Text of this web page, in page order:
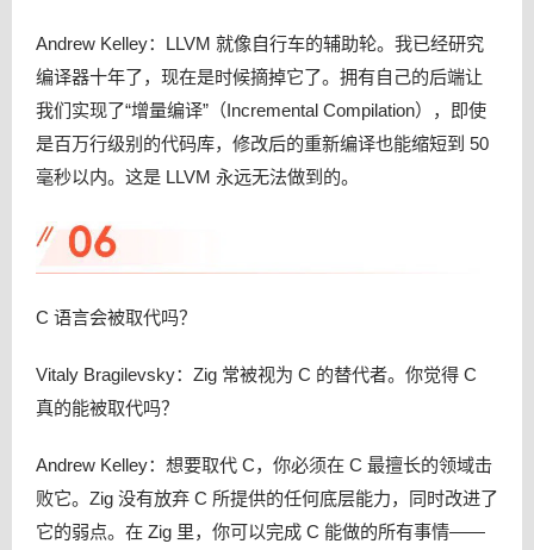
Andrew Kelley：LLVM 就像自行车的辅助轮。我已经研究
编译器十年了，现在是时候摘掉它了。拥有自己的后端让
我们实现了“增量编译”（Incremental Compilation），即使
是百万行级别的代码库，修改后的重新编译也能缩短到 50
毫秒以内。这是 LLVM 永远无法做到的。
C 语言会被取代吗？
Vitaly Bragilevsky：Zig 常被视为 C 的替代者。你觉得 C
真的能被取代吗？
Andrew Kelley：想要取代 C，你必须在 C 最擅长的领域击
败它。Zig 没有放弃 C 所提供的任何底层能力，同时改进了
它的弱点。在 Zig 里，你可以完成 C 能做的所有事情——